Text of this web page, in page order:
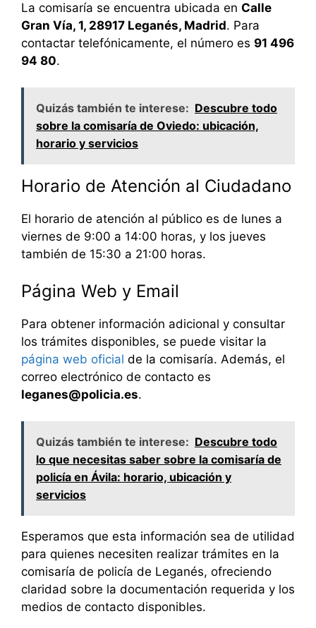
La comisaría se encuentra ubicada en Calle
Gran Vía, 1, 28917 Leganés, Madrid. Para
contactar telefónicamente, el número es 91 496
94 80.
Quizás también te interese: Descubre todo
sobre la comisaría de Oviedo: ubicación,
horario y servicios
Horario de Atención al Ciudadano
El horario de atención al público es de lunes a
viernes de 9:00 a 14:00 horas, y los jueves
también de 15:30 a 21:00 horas.
Página Web y Email
Para obtener información adicional y consultar
los trámites disponibles, se puede visitar la
página web oficial de la comisaría. Además, el
correo electrónico de contacto es
leganes@policia.es.
Quizás también te interese: Descubre todo
lo que necesitas saber sobre la comisaría de
policía en Ávila: horario, ubicación y
servicios
Esperamos que esta información sea de utilidad
para quienes necesiten realizar trámites en la
comisaría de policía de Leganés, ofreciendo
claridad sobre la documentación requerida y los
medios de contacto disponibles.